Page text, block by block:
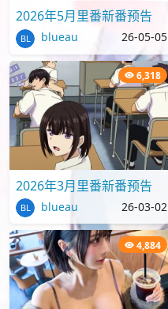
2026年5月里番新番预告
blueau 26-05-05
6,318
2026年3月里番新番预告
blueau 26-03-02
4,884